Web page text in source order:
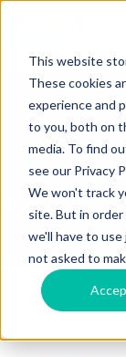
This website
These cookies
experience and
to you, both on
media. To find
see our Privacy
We won't track
site. But in
we'll have to
not asked to
Blog